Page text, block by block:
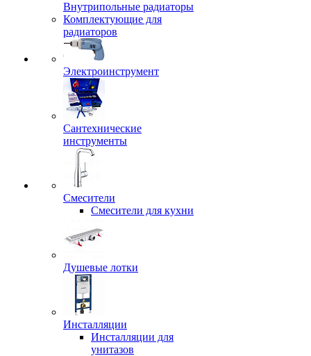
Внутрипольные радиаторы
Комплектующие для
радиаторов
Электроинструмент
Сантехнические
инструменты
Смесители
Смесители для кухни
Душевые лотки
Инсталляции
Инсталляции для
унитазов